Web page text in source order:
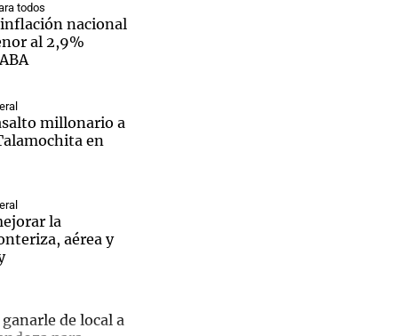
todos
nacional
al 2,9%
millonario a
en
la
aérea y
de local a